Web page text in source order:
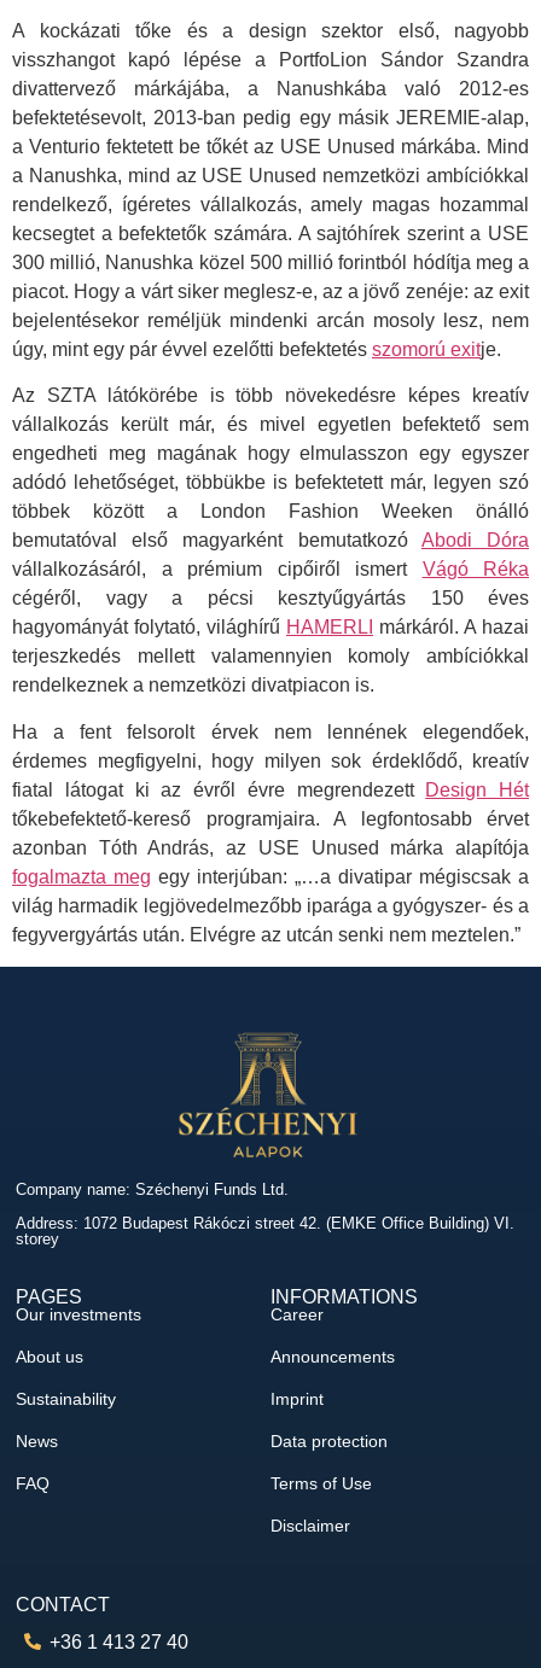
A kockázati tőke és a design szektor első, nagyobb
visszhangot kapó lépése a PortfoLion Sándor Szandra
divattervező márkájába, a Nanushkába való 2012-es
befektetésevolt, 2013-ban pedig egy másik JEREMIE-alap,
a Venturio fektetett be tőkét az USE Unused márkába. Mind
a Nanushka, mind az USE Unused nemzetközi ambíciókkal
rendelkező, ígéretes vállalkozás, amely magas hozammal
kecsegtet a befektetők számára. A sajtóhírek szerint a USE
300 millió, Nanushka közel 500 millió forintból hódítja meg a
piacot. Hogy a várt siker meglesz-e, az a jövő zenéje: az exit
bejelentésekor reméljük mindenki arcán mosoly lesz, nem
úgy, mint egy pár évvel ezelőtti befektetés szomorú exitje.
Az SZTA látókörébe is több növekedésre képes kreatív
vállalkozás került már, és mivel egyetlen befektető sem
engedheti meg magának hogy elmulasszon egy egyszer
adódó lehetőséget, többükbe is befektetett már, legyen szó
többek között a London Fashion Weeken önálló
bemutatóval első magyarként bemutatkozó Abodi Dóra
vállalkozásáról, a prémium cipőiről ismert Vágó Réka
cégéről, vagy a pécsi kesztyűgyártás 150 éves
hagyományát folytató, világhírű HAMERLI
márkáról. A hazai
terjeszkedés mellett valamennyien komoly ambíciókkal
rendelkeznek a nemzetközi divatpiacon is.
Ha a fent felsorolt érvek nem lennének elegendőek,
érdemes megfigyelni, hogy milyen sok érdeklődő, kreatív
fiatal látogat ki az évről évre megrendezett Design Hét
tőkebefektető-kereső programjaira. A legfontosabb érvet
azonban Tóth András, az USE Unused márka alapítója
fogalmazta meg egy interjúban: „…a divatipar mégiscsak a
világ harmadik legjövedelmezőbb iparága a gyógyszer- és a
fegyvergyártás után. Elvégre az utcán senki nem meztelen.”
Company name: Széchenyi Funds Ltd.
Address: 1072 Budapest Rákóczi street 42. (EMKE Office Building) VI.
storey
PAGES
Our investments
About us
Sustainability
News
FAQ
INFORMATIONS
Career
Announcements
Imprint
Data protection
Terms of Use
Disclaimer
CONTACT
+36 1 413 27 40